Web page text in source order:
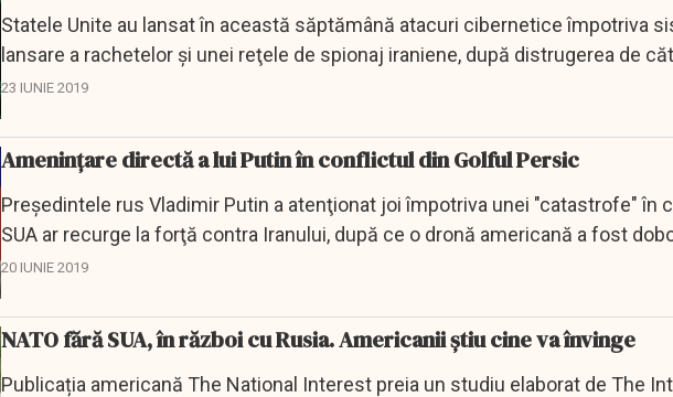
Statele Unite au lansat în această săptămână atacuri cibernetice împotriva
lansare a rachetelor şi unei reţele de spionaj iraniene, după distrugerea de
a unei...
23 IUNIE 2019
Amenințare directă a lui Putin în conflictul din Golful Persic
Preşedintele rus Vladimir Putin a atenţionat joi împotriva unei "catastrofe" în
SUA ar recurge la forţă contra Iranului, după ce o dronă americană a fost
deasupra...
20 IUNIE 2019
NATO fără SUA, în război cu Rusia. Americanii știu cine va învinge
Publicația americană The National Interest preia un studiu elaborat de The